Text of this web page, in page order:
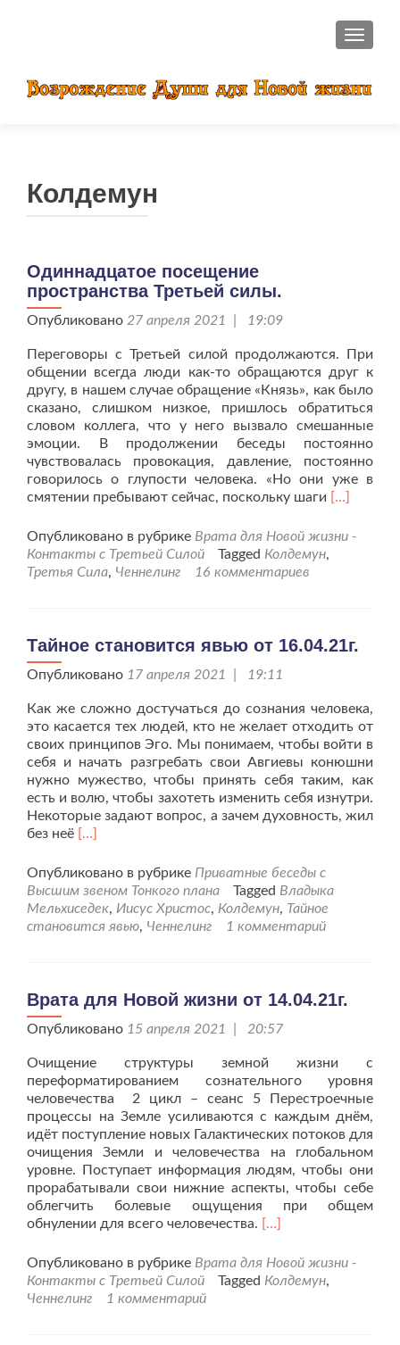
Колдемун
Одиннадцатое посещение
пространства Третьей силы.
Опубликовано 27 апреля 2021 | 19:09
Переговоры с Третьей силой продолжаются. При
общении всегда люди как-то обращаются друг к
другу, в нашем случае обращение «Князь», как было
сказано, слишком низкое, пришлось обратиться
словом коллега, что у него вызвало смешанные
эмоции. В продолжении беседы постоянно
чувствовалась провокация, давление, постоянно
говорилось о глупости человека. «Но они уже в
смятении пребывают сейчас, поскольку шаги Читать
[…]
Опубликовано в рубрике Врата для Новой жизни -
Контакты с Третьей Силой
Tagged Колдемун,
Третья Сила, Ченнелинг 16 комментариев
Тайное становится явью от 16.04.21г.
Опубликовано 17 апреля 2021 | 19:11
Как же сложно достучаться до сознания человека,
это касается тех людей, кто не желает отходить от
своих принципов Эго. Мы понимаем, чтобы войти в
себя и начать разгребать свои Авгиевы конюшни
нужно мужество, чтобы принять себя таким, как
есть и волю, чтобы захотеть изменить себя изнутри.
Некоторые задают вопрос, а зачем духовность, жил
без неё Читать
проТайное
становится
явью
от
[…]
Опубликовано в рубрике Приватные беседы с
Высшим звеном Тонкого плана
Tagged Владыка
Мельхиседек, Иисус Христос, Колдемун, Тайное
становится явью, Ченнелинг 1 комментарий
Врата для Новой жизни от 14.04.21г.
Опубликовано 15 апреля 2021 | 20:57
Очищение структуры земной жизни с
переформатированием сознательного уровня
человечества 2 цикл – сеанс 5 Перестроечные
процессы на Земле усиливаются с каждым днём,
идёт поступление новых Галактических потоков для
очищения Земли и человечества на глобальном
уровне. Поступает информация людям, чтобы они
прорабатывали свои нижние аспекты, чтобы себе
облегчить болевые ощущения при общем
обнулении для всего человечества. Читать
проВрата
для
[…]
Опубликовано в рубрике Врата для Новой жизни -
Контакты с Третьей Силой
Tagged Колдемун,
Ченнелинг
1 комментарий